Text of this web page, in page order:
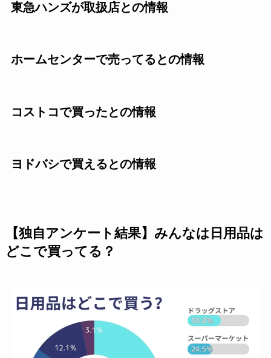
東急ハンズが取扱店との情報
ホームセンターで売ってるとの情報
コストコで買ったとの情報
ヨドバシで買えるとの情報
【独自アンケート結果】みんなは日用品は
どこで買ってる？